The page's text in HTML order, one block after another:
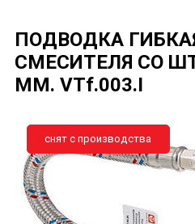
ПОДВОДКА
СМЕСИТЕЛЯ СО
ММ. VTf.003.I
снят с производства